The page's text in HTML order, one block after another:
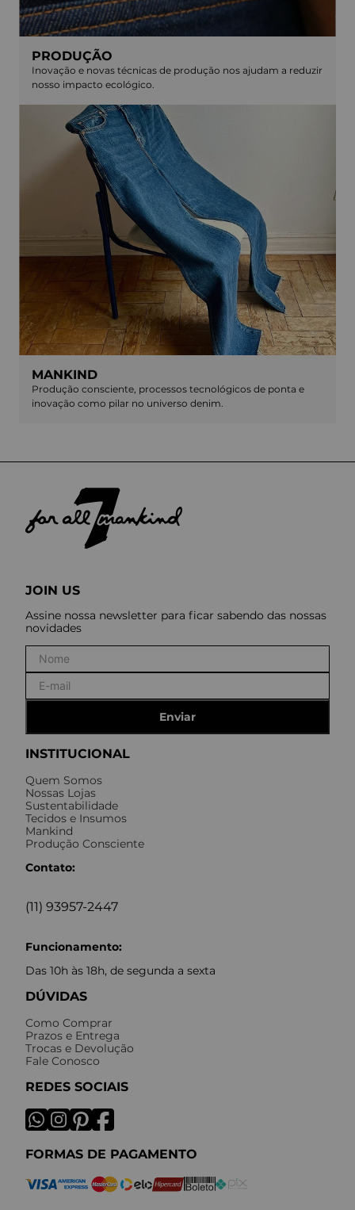
PRODUÇÃO
Inovação e novas técnicas de produção nos ajudam a reduzir
nosso impacto ecológico.
MANKIND
Produção consciente, processos tecnológicos de ponta e
inovação como pilar no universo denim.
INSTITUCIONAL
Quem Somos
Nossas Lojas
Sustentabilidade
Tecidos e Insumos
Mankind
Produção Consciente
Contato:
(11) 93957-2447
Funcionamento:
Das 10h às 18h, de segunda a sexta
DÚVIDAS
Como Comprar
Prazos e Entrega
Trocas e Devolução
Fale Conosco
REDES SOCIAIS
FORMAS DE PAGAMENTO
JOIN US
Assine nossa newsletter para ficar sabendo das nossas
novidades
Enviar